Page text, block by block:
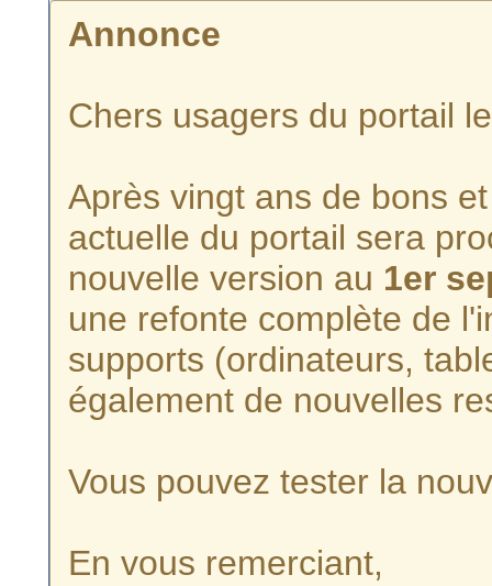
Annonce
Chers usagers du portail
Après vingt ans de bons
actuelle du portail sera
nouvelle version au 1er
une refonte complète de
supports (ordinateurs,
également de nouvelles
Vous pouvez tester la
En vous remerciant,